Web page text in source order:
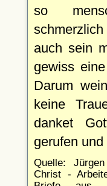
so
auch sein
gewiss
Darum
keine
danket
gerufen
Quelle:
Christ -